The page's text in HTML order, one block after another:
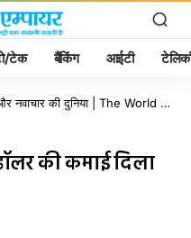
टेक बैंकिंग आईटी
The Industrial Empire - उद्योग, व्यापार और नवाचार की दुनिया | The World of Industry, Business & Innovation
की कमाई दिला